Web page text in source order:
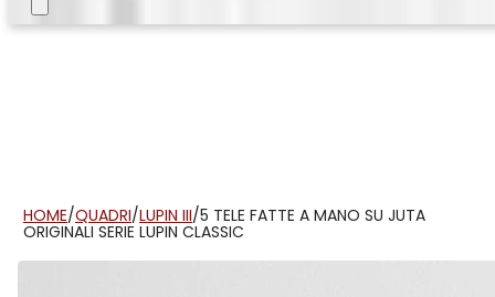
HOME/QUADRI/LUPIN III/5 TELE FATTE A MANO SU JUTA
ORIGINALI SERIE LUPIN CLASSIC